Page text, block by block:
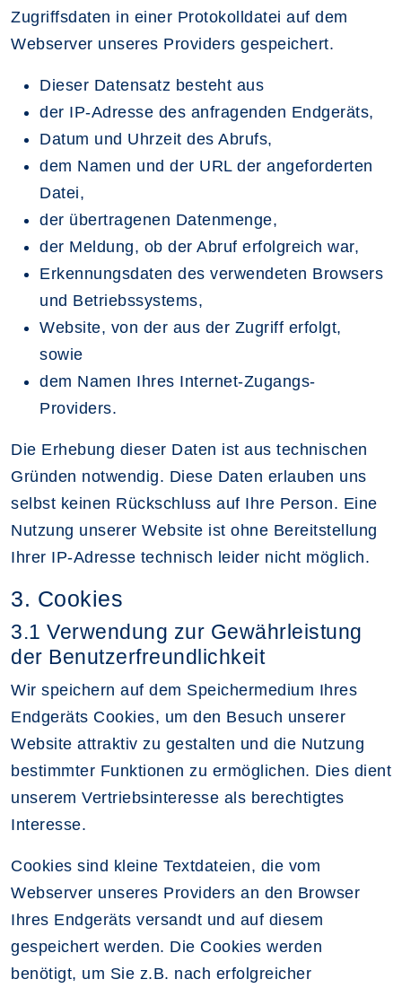
Zugriffsdaten in einer Protokolldatei auf dem
Webserver unseres Providers gespeichert.
Dieser Datensatz besteht aus
der IP-Adresse des anfragenden Endgeräts,
Datum und Uhrzeit des Abrufs,
dem Namen und der URL der angeforderten
Datei,
der übertragenen Datenmenge,
der Meldung, ob der Abruf erfolgreich war,
Erkennungsdaten des verwendeten Browsers
und Betriebssystems,
Website, von der aus der Zugriff erfolgt,
sowie
dem Namen Ihres Internet-Zugangs-
Providers.
Die Erhebung dieser Daten ist aus technischen
Gründen notwendig. Diese Daten erlauben uns
selbst keinen Rückschluss auf Ihre Person. Eine
Nutzung unserer Website ist ohne Bereitstellung
Ihrer IP-Adresse technisch leider nicht möglich.
3. Cookies
3.1 Verwendung zur Gewährleistung
der Benutzerfreundlichkeit
Wir speichern auf dem Speichermedium Ihres
Endgeräts Cookies, um den Besuch unserer
Website attraktiv zu gestalten und die Nutzung
bestimmter Funktionen zu ermöglichen. Dies dient
unserem Vertriebsinteresse als berechtigtes
Interesse.
Cookies sind kleine Textdateien, die vom
Webserver unseres Providers an den Browser
Ihres Endgeräts versandt und auf diesem
gespeichert werden. Die Cookies werden
benötigt, um Sie z.B. nach erfolgreicher